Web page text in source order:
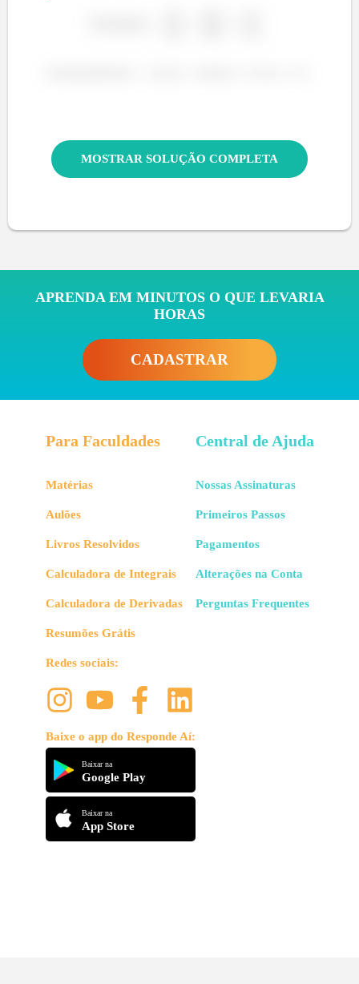
MOSTRAR SOLUÇÃO COMPLETA
APRENDA EM MINUTOS O QUE LEVARIA
HORAS
CADASTRAR
Para Faculdades
Matérias
Aulões
Livros Resolvidos
Calculadora de Integrais
Calculadora de Derivadas
Resumões Grátis
Redes sociais:
Baixe o app do Responde Aí:
Baixar na
Google Play
Baixar na
App Store
Central de Ajuda
Nossas Assinaturas
Primeiros Passos
Pagamentos
Alterações na Conta
Perguntas Frequentes